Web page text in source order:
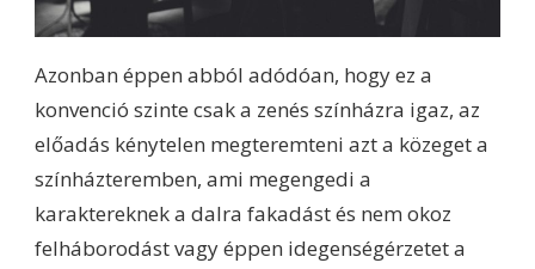
Azonban éppen abból adódóan, hogy ez a
konvenció szinte csak a zenés színházra igaz, az
előadás kénytelen megteremteni azt a közeget a
színházteremben, ami megengedi a
karaktereknek a dalra fakadást és nem okoz
felháborodást vagy éppen idegenségérzetet a